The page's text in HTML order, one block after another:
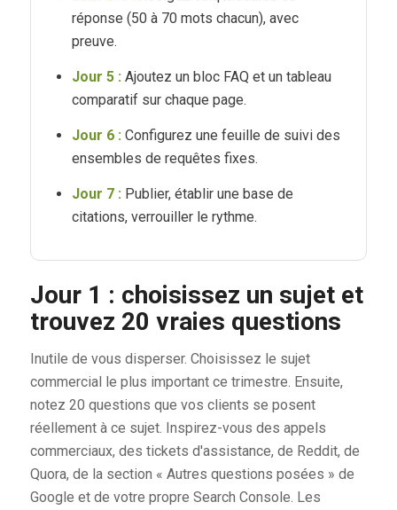
réponse (50 à 70 mots chacun), avec
preuve.
Jour 5 :Ajoutez un bloc FAQ et un tableau
comparatif sur chaque page.
Jour 6 :Configurez une feuille de suivi des
ensembles de requêtes fixes.
Jour 7 :Publier, établir une base de
citations, verrouiller le rythme.
Jour 1 : choisissez un sujet et
trouvez 20 vraies questions
Inutile de vous disperser. Choisissez le sujet
commercial le plus important ce trimestre. Ensuite,
notez 20 questions que vos clients se posent
réellement à ce sujet. Inspirez-vous des appels
commerciaux, des tickets d'assistance, de Reddit, de
Quora, de la section « Autres questions posées » de
Google et de votre propre Search Console. Les